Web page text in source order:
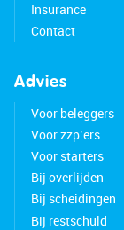
Insurance
Contact
Advies
Voor beleggers
Voor zzp’ers
Voor starters
Bij overlijden
Bij scheidingen
Bij restschuld